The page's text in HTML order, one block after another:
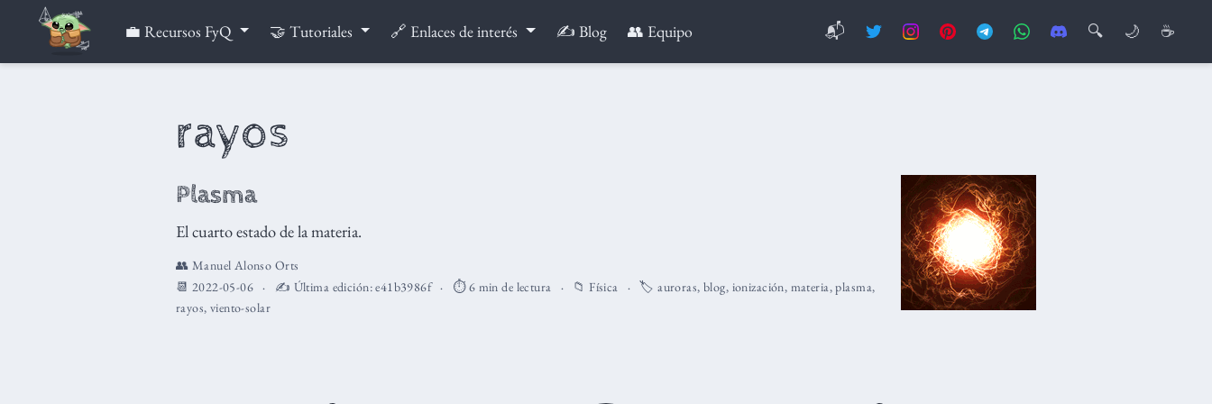
💼 Recursos FyQ 🤝 Tutoriales 🔗 Enlaces de interés ✍️ Blog 👥 Equipo 📬 🔍 🌙 ☕
rayos
Plasma
El cuarto estado de la materia.
👥 Manuel Alonso Orts
📆 2022-05-06
✍️ Última edición:e41b3986f ⏱️ 6 min de lectura 📁Física 🏷️auroras,blog, ionización, materia,plasma,
rayos, viento-solar